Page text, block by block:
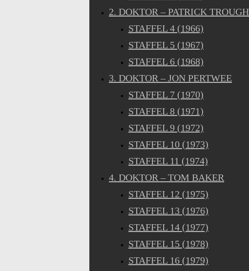
2. DOKTOR – PATRICK
STAFFEL 4 (1966)
STAFFEL 5 (1967)
STAFFEL 6 (1968)
3. DOKTOR – JON PERTWEE
STAFFEL 7 (1970)
STAFFEL 8 (1971)
STAFFEL 9 (1972)
STAFFEL 10 (1973)
STAFFEL 11 (1974)
4. DOKTOR – TOM BAKER
STAFFEL 12 (1975)
STAFFEL 13 (1976)
STAFFEL 14 (1977)
STAFFEL 15 (1978)
STAFFEL 16 (1979)